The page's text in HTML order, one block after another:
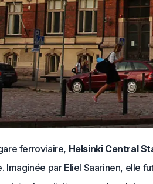
ferroviaire, Helsinki Central
Imaginée par Eliel Saarinen, elle